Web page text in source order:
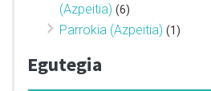
(Azpeitia) (6)
Parrokia (Azpeitia) (1)
Egutegia